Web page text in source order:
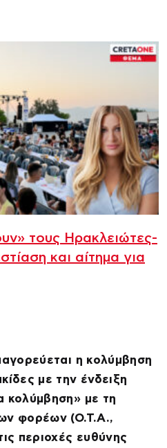
τους Ηρακλειώτες-
και αίτημα για
η κολύμβηση
με την ένδειξη
κολύμβηση» με τη
φορέων (Ο.Τ.Α.,
περιοχές ευθύνης